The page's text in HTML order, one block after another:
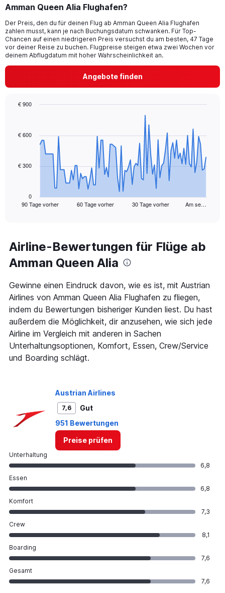
Amman Queen Alia Flughafen?
Der Preis, den du für deinen Flug ab Amman Queen Alia Flughafen
zahlen musst, kann je nach Buchungsdatum schwanken. Für Top-
Chancen auf einen niedrigeren Preis versuchst du am besten, 47 Tage
vor deiner Reise zu buchen. Flugpreise steigen etwa zwei Wochen vor
deinem Abflugdatum mit hoher Wahrscheinlichkeit an.
Angebote finden
data
The
Range:
91
categories.
chart
has
1
Y
axis
displaying
values.
Range:
0
90 Tage vorher 60 Tage vorher 30 Tage vorher Am se…
0
€ 300
€ 600
€ 900
End
Airline-Bewertungen für Flüge ab
Amman Queen Alia
Gewinne einen Eindruck davon, wie es ist, mit Austrian
Airlines von Amman Queen Alia Flughafen zu fliegen,
indem du Bewertungen bisheriger Kunden liest. Du hast
außerdem die Möglichkeit, dir anzusehen, wie sich jede
Airline im Vergleich mit anderen in Sachen
Unterhaltungsoptionen, Komfort, Essen, Crew/Service
und Boarding schlägt.
Austrian Airlines
7,6
Gut
951 Bewertungen
Preise prüfen
Unterhaltung
6,8
Essen
6,8
Komfort
7,3
Crew
8,1
Boarding
7,6
Gesamt
7,6